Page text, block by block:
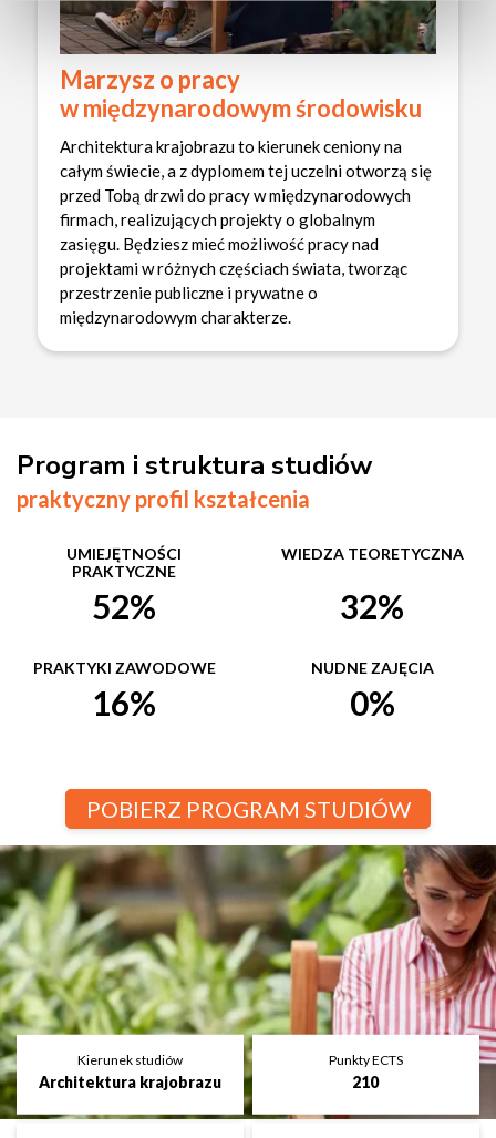
Marzysz o pracy
w międzynarodowym środowisku
Architektura krajobrazu to kierunek ceniony na
całym świecie, a z dyplomem tej uczelni otworzą się
przed Tobą drzwi do pracy w międzynarodowych
firmach, realizujących projekty o globalnym
zasięgu. Będziesz mieć możliwość pracy nad
projektami w różnych częściach świata, tworząc
przestrzenie publiczne i prywatne o
międzynarodowym charakterze.
Program i struktura studiów
praktyczny profil kształcenia
UMIEJĘTNOŚCI
PRAKTYCZNE
52%
WIEDZA TEORETYCZNA
32%
PRAKTYKI ZAWODOWE
16%
NUDNE ZAJĘCIA
0%
POBIERZ PROGRAM STUDIÓW
Kierunek studiów
Architektura krajobrazu
Punkty ECTS
210